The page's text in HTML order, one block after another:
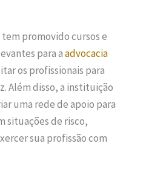
promovido cursos e
para aadvocacia
os profissionais para
Além disso, a instituição
uma rede de apoio para
situações de risco,
sua profissão com